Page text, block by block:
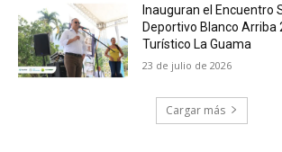
Inauguran el Encuentro
Deportivo Blanco Arriba
Turístico La Guama
23 de julio de 2026
Cargar más